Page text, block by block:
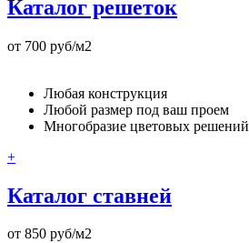
Каталог решеток
от 700 руб/м2
Любая конструкция
Любой размер под ваш проем
Многобразие цветовых решений
+
Каталог ставней
от 850 руб/м2